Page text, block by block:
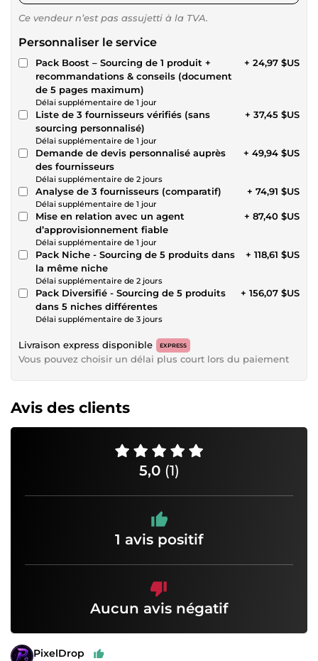
Ce vendeur n’est pas assujetti à la TVA.
Personnaliser le service
Pack Boost – Sourcing de 1 produit +
recommandations & conseils (document
de 5 pages maximum)
Délai supplémentaire de 1 jour
+ 24,97 $US
Liste de 3 fournisseurs vérifiés (sans
sourcing personnalisé)
Délai supplémentaire de 1 jour
+ 37,45 $US
Demande de devis personnalisé auprès
des fournisseurs
Délai supplémentaire de 2 jours
+ 49,94 $US
Analyse de 3 fournisseurs (comparatif)
Délai supplémentaire de 1 jour
+ 74,91 $US
Mise en relation avec un agent
d’approvisionnement fiable
Délai supplémentaire de 1 jour
+ 87,40 $US
Pack Niche - Sourcing de 5 produits dans
la même niche
Délai supplémentaire de 2 jours
+ 118,61 $US
Pack Diversifié - Sourcing de 5 produits
dans 5 niches différentes
Délai supplémentaire de 3 jours
+ 156,07 $US
Livraison express disponible EXPRESS
Vous pouvez choisir un délai plus court lors du paiement
Avis des clients
5,0 (1)
1 avis positif
Aucun avis négatif
PixelDrop